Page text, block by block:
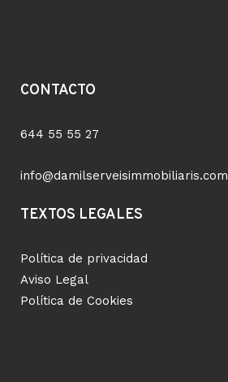
CONTACTO
644 55 55 27
info@damilserveisimmobiliaris.com
TEXTOS LEGALES
Política de privacidad
Aviso Legal
Política de Cookies